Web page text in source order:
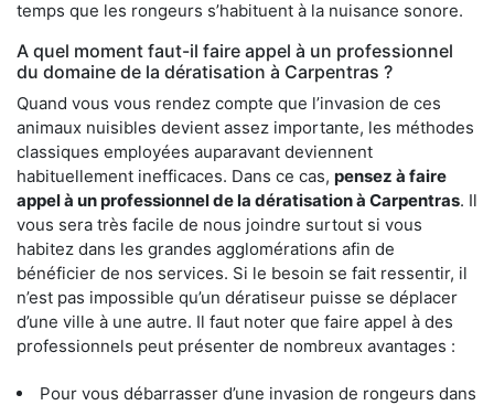
temps que les rongeurs s’habituent à la nuisance sonore.
A quel moment faut-il faire appel à un professionnel
du domaine de la dératisation à Carpentras ?
Quand vous vous rendez compte que l’invasion de ces
animaux nuisibles devient assez importante, les méthodes
classiques employées auparavant deviennent
habituellement inefficaces. Dans ce cas, pensez à faire
appel à un professionnel de la dératisation à Carpentras. Il
vous sera très facile de nous joindre surtout si vous
habitez dans les grandes agglomérations afin de
bénéficier de nos services. Si le besoin se fait ressentir, il
n’est pas impossible qu’un dératiseur puisse se déplacer
d’une ville à une autre. Il faut noter que faire appel à des
professionnels peut présenter de nombreux avantages :
Pour vous débarrasser d’une invasion de rongeurs dans